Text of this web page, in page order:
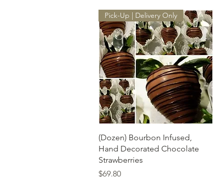
त्वरित दृश्य
Pick-Up | Delivery Only
(Dozen) Bourbon Infused,
Hand Decorated Chocolate
Strawberries
मूल्य
$69.80